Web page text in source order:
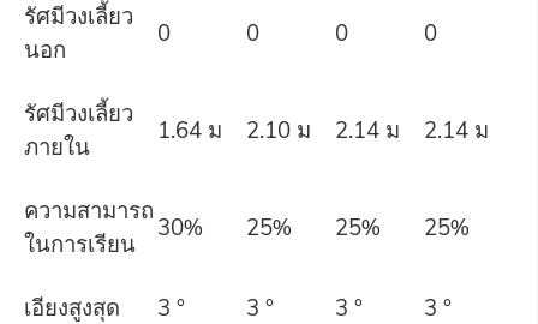
รัศมีวงเลี้ยว
นอก
0 0 0 0
รัศมีวงเลี้ยว
ภายใน
1.64 ม 2.10 ม 2.14 ม 2.14 ม
ความสามารถ
ในการเรียน
30% 25% 25% 25%
เอียงสูงสุด 3 ° 3 ° 3 ° 3 °